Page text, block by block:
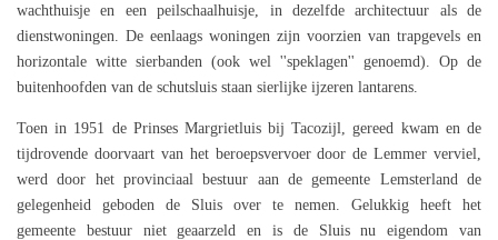
wachthuisje en een peilschaalhuisje, in dezelfde architectuur als de
dienstwoningen. De eenlaags woningen zijn voorzien van trapgevels en
horizontale witte sierbanden (ook wel ''speklagen'' genoemd). Op de
buitenhoofden van de schutsluis staan sierlijke ijzeren lantarens.
Toen in 1951 de Prinses Margrietluis bij Tacozijl, gereed kwam en de
tijdrovende doorvaart van het beroepsvervoer door de Lemmer verviel,
werd door het provinciaal bestuur aan de gemeente Lemsterland de
gelegenheid geboden de Sluis over te nemen. Gelukkig heeft het
gemeente bestuur niet geaarzeld en is de Sluis nu eigendom van